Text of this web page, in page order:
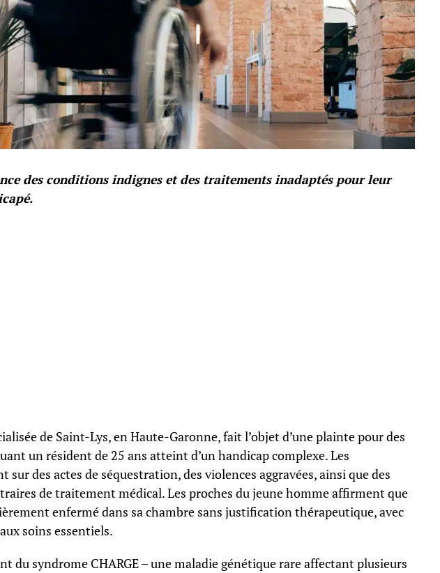
des conditions indignes et des traitements inadaptés pour leur
de Saint-Lys, en Haute-Garonne, fait l’objet d’une plainte pour des
un résident de 25 ans atteint d’un handicap complexe. Les
sur des actes de séquestration, des violences aggravées, ainsi que des
de traitement médical. Les proches du jeune homme affirment que
enfermé dans sa chambre sans justification thérapeutique, avec
soins essentiels.
du syndrome CHARGE – une maladie génétique rare affectant plusieurs